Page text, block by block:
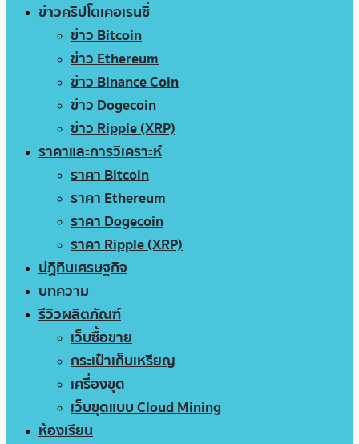
ข่าวคริปโตเคอเรนซี่
ข่าว Bitcoin
ข่าว Ethereum
ข่าว Binance Coin
ข่าว Dogecoin
ข่าว Ripple (XRP)
ราคาและการวิเคราะห์
ราคา Bitcoin
ราคา Ethereum
ราคา Dogecoin
ราคา Ripple (XRP)
ปฏิทินเศรษฐกิจ
บทความ
รีวิวผลิตภัณฑ์
เว็บซื้อขาย
กระเป๋าเก็บเหรียญ
เครื่องขุด
เว็บขุดแบบ Cloud Mining
ห้องเรียน